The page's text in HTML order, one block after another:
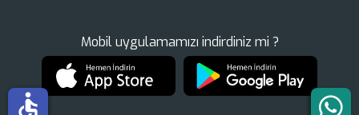
Mobil uygulamamızı indirdiniz mi ?
accessible